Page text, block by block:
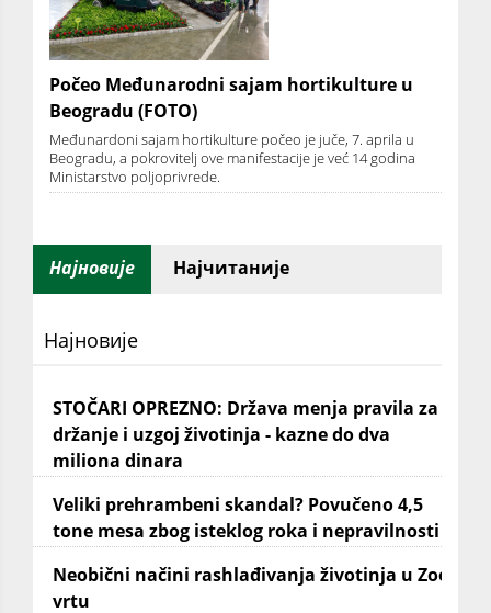
Počeo Međunarodni sajam hortikulture u
Beogradu (FOTO)
Međunardoni sajam hortikulture počeo je juče, 7. aprila u
Beogradu, a pokrovitelj ove manifestacije je već 14 godina
Ministarstvo poljoprivrede.
Најновије Најчитаније
Најновије
STOČARI OPREZNO: Država menja pravila za
držanje i uzgoj životinja - kazne do dva
miliona dinara
Veliki prehrambeni skandal? Povučeno 4,5
tone mesa zbog isteklog roka i nepravilnosti
Neobični načini rashlađivanja životinja u Zoo
vrtu